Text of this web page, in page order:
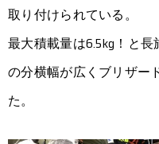
取り付けられている。
最大積載量は6.5kg！と
の分横幅が広くブリザー
た。